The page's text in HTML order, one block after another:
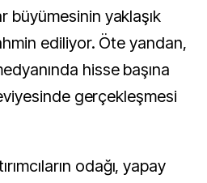
büyümesinin yaklaşık
ediliyor. Öte yandan,
hisse başına
gerçekleşmesi
odağı, yapay